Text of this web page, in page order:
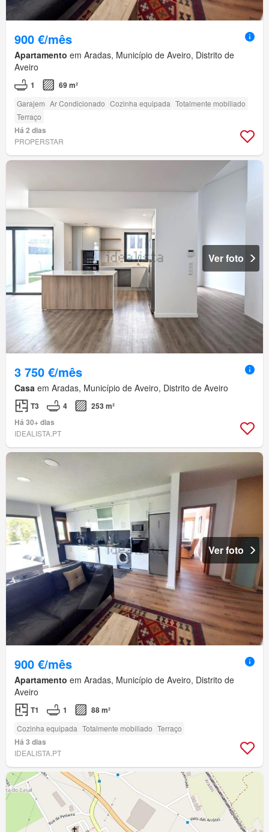
900 €/mês
Apartamento em Aradas, Município de Aveiro, Distrito de
Aveiro
1 69 m²
Garajem Ar Condicionado Cozinha equipada Totalmente mobiliado
Terraço
Há 2 dias
PROPERSTAR
Ver foto
3 750 €/mês
Casa em Aradas, Município de Aveiro, Distrito de Aveiro
T3 4
253 m²
Há 30+ dias
IDEALISTA.PT
Ver foto
900 €/mês
Apartamento em Aradas, Município de Aveiro, Distrito de
Aveiro
T1 1 88 m²
Cozinha equipada Totalmente mobiliado Terraço
Há 3 dias
IDEALISTA.PT